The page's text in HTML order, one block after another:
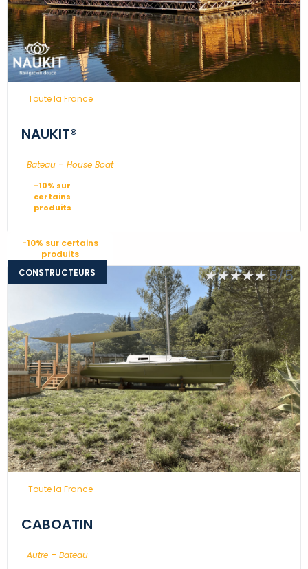
Toute la France
NAUKIT®
Bateau - House Boat...
-10% sur
certains
produits
-10% sur certains
produits
★★★★★5/5
CONSTRUCTEURS
Toute la France
CABOATIN
Autre - Bateau